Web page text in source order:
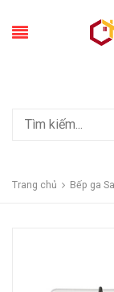
Trang chủ Bếp ga